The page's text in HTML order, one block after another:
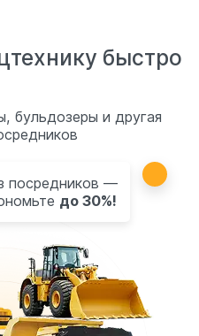
быстро
бульдозеры и другая
посредников —
до 30%!